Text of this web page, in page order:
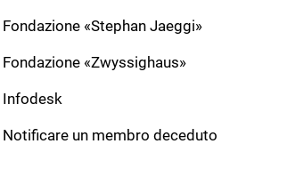
Fondazione «Stephan Jaeggi»
Fondazione «Zwyssighaus»
Infodesk
Notificare un membro deceduto
Giubileo
Komponist:
Besetzung: CB